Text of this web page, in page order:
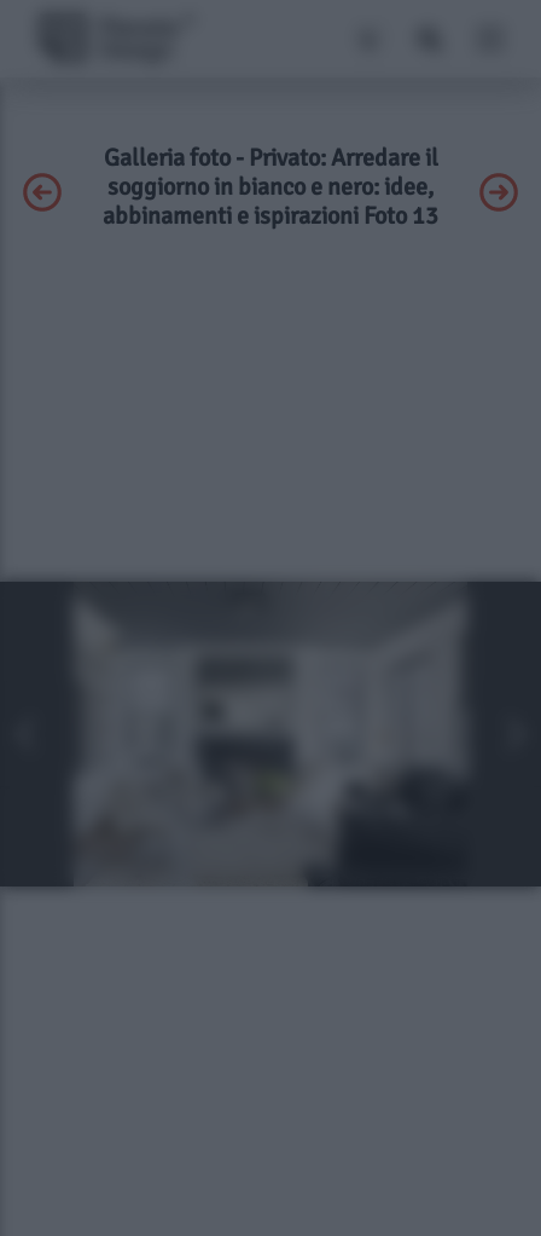
Galleria foto - Privato: Arredare il
soggiorno in bianco e nero: idee,
abbinamenti e ispirazioni Foto 13